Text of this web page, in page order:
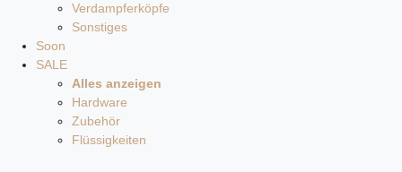
Verdampferköpfe
Sonstiges
Soon
SALE
Alles anzeigen
Hardware
Zubehör
Flüssigkeiten